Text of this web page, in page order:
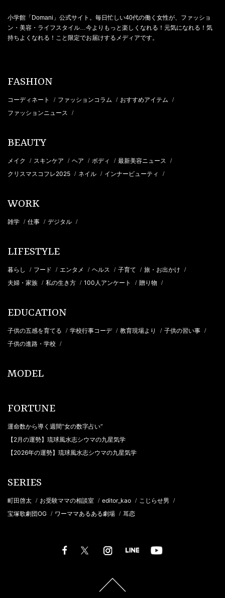
小学館「Domani」公式サイト。毎日忙しい40代の働く女性が、ファッショ
ン・美容・ライフスタイル…今よりもっと楽しくなれる！元気になれる！気
持ちよくなれる！こと限定でお届けするメディアです。
FASHION
コーディネート / ファッションコラム / おすすめアイテム /
ファッションニュース /
BEAUTY
メイク / スキンケア / ヘア / ボディ / 最新美容ニュース /
クリスマスコフレ2025 / ネイル / インナービューティ /
WORK
雑学 / 仕事 / デジタル /
LIFESTYLE
暮らし / フード / エンタメ / ヘルス / 子育て / 旅・お出かけ /
夫婦・家族 / 私の生き方 / 100人アンケート / 贈り物 /
EDUCATION
子供の五感を育てる / 学校行事コーデ / 教育現場より / 子供の習い事 /
子供の進路・学校 /
MODEL
FORTUNE
運命数から導く週間“女の数字占い”
【2月の運勢】琉球風水志シウマの九星気学
【2026年の運勢】琉球風水志シウマの九星気学
SERIES
町田啓太 / お受験ママの相談室 / editor_kao / こじらせ男 /
宝塚歌劇団OG / ワーママあるある劇場 / 耳恋